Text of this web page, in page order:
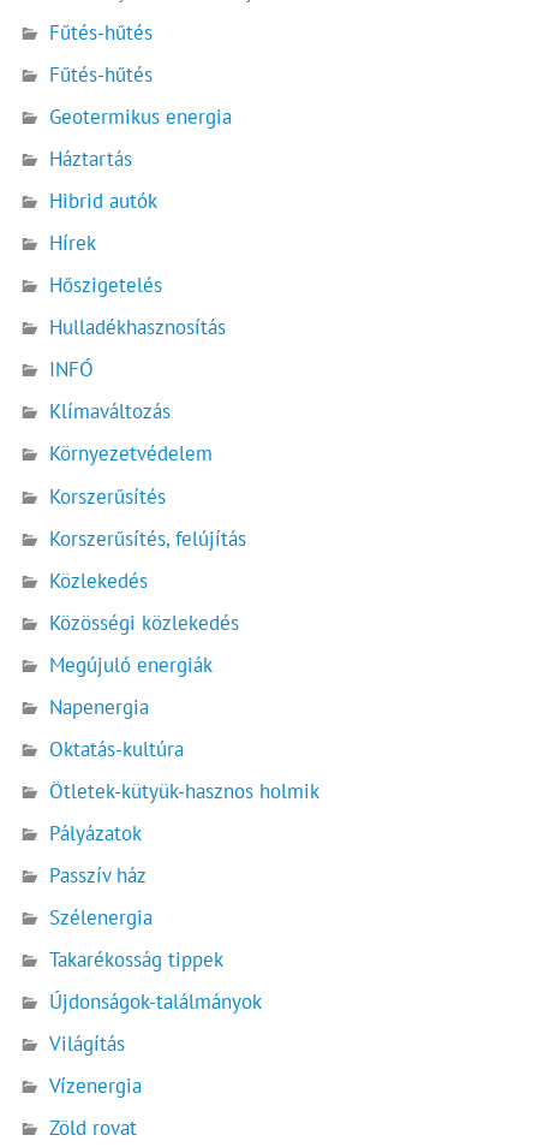
Fűtés-hűtés
Fűtés-hűtés
Geotermikus energia
Háztartás
Hibrid autók
Hírek
Hőszigetelés
Hulladékhasznosítás
INFÓ
Klímaváltozás
Környezetvédelem
Korszerűsítés
Korszerűsítés, felújítás
Közlekedés
Közösségi közlekedés
Megújuló energiák
Napenergia
Oktatás-kultúra
Ötletek-kütyük-hasznos holmik
Pályázatok
Passzív ház
Szélenergia
Takarékosság tippek
Újdonságok-találmányok
Világítás
Vízenergia
Zöld rovat